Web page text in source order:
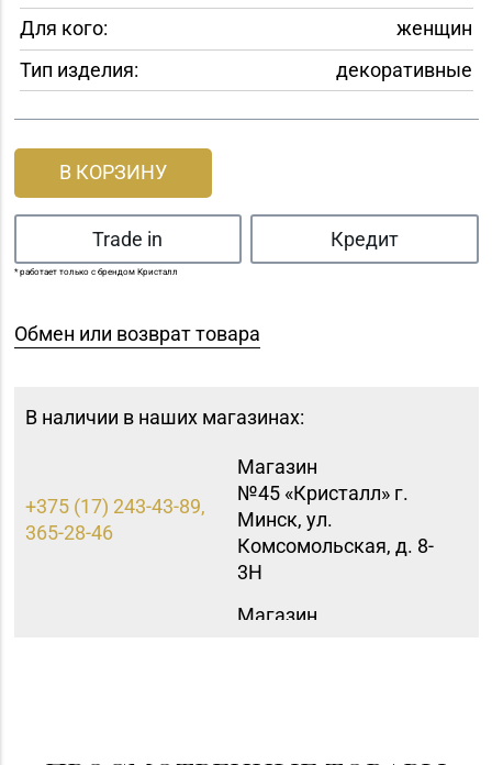
Для кого:
женщин
Тип изделия:
декоративные
В КОРЗИНУ
Trade in Кредит
* работает только с брендом Кристалл
Обмен или возврат товара
В наличии в наших магазинах:
+375 (17) 243-43-89,
365-28-46
Магазин
№45 «Кристалл» г.
Минск, ул.
Комсомольская, д. 8-
3Н
Магазин